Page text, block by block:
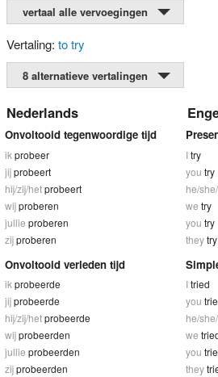
vertaal alle vervoegingen
Vertaling: to try
8 alternatieve vertalingen
Nederlands
Onvoltooid tegenwoordige tijd
ik probeer
jijprobeert
hij/zij/hetprobeert
wijproberen
jullie proberen
zijproberen
Itry
you try
he/
we try
you try
theytry
Onvoltooid verleden tijd
ik probeerde
jijprobeerde
hij/zij/hetprobeerde
wijprobeerden
jullie probeerden
zijprobeerden
Itried
you
he/
we
you
they